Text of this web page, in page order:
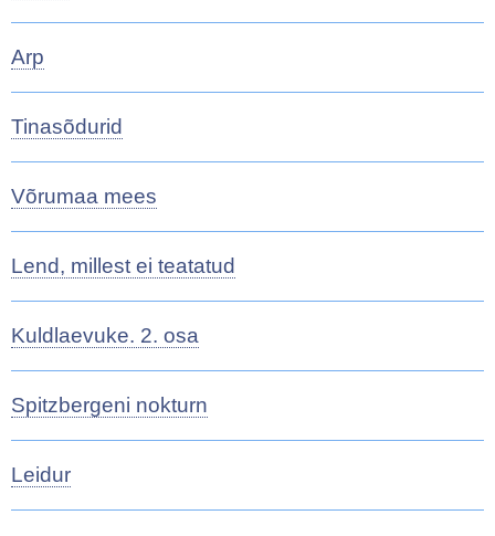
Arp
Tinasõdurid
Võrumaa mees
Lend, millest ei teatatud
Kuldlaevuke. 2. osa
Spitzbergeni nokturn
Leidur